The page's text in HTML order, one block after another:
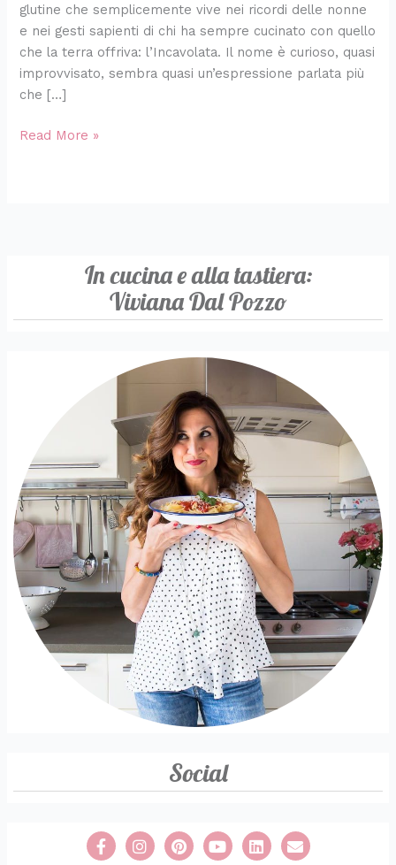
glutine che semplicemente vive nei ricordi delle nonne
e nei gesti sapienti di chi ha sempre cucinato con quello
che la terra offriva: l’Incavolata. Il nome è curioso, quasi
improvvisato, sembra quasi un’espressione parlata più
che […]
Read More »
In cucina e alla tastiera:
Viviana Dal Pozzo
Social